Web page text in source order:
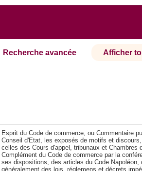
Recherche avancée Afficher
Esprit du Code de commerce, ou Commentaire
Conseil d'Etat, les exposés de motifs et
celles des Cours d'appel, tribunaux et Chambres
Complément du Code de commerce par la
ses dispositions, des articles du Code Napoléon,
généralement des lois, réglemens et décrets